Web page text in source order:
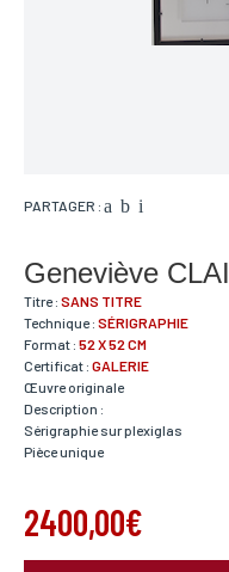
PARTAGER :
Geneviève
Titre : SANS TITRE
Technique : SÉRIGRAPHIE
Format : 52 X 52 CM
Certificat : GALERIE
Œuvre originale
Description :
Sérigraphie sur plexiglas
Pièce unique
2400,00€